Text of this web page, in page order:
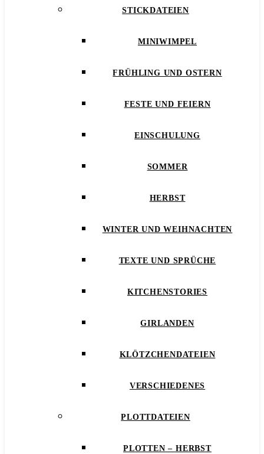
STICKDATEIEN
MINIWIMPEL
FRÜHLING UND OSTERN
FESTE UND FEIERN
EINSCHULUNG
SOMMER
HERBST
WINTER UND WEIHNACHTEN
TEXTE UND SPRÜCHE
KITCHENSTORIES
GIRLANDEN
KLÖTZCHENDATEIEN
VERSCHIEDENES
PLOTTDATEIEN
PLOTTEN – HERBST